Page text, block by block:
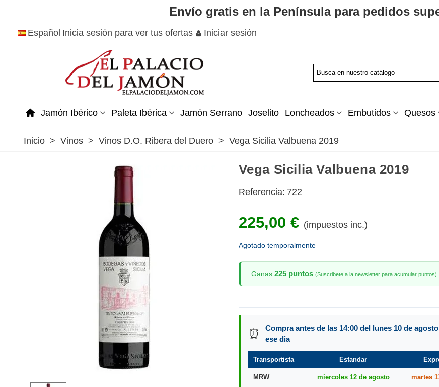
Envío gratis en la Península para pedidos
Español Inicia sesión para ver tus ofertas Iniciar sesión
Jamón Ibérico Paleta Ibérica Jamón Serrano Joselito Loncheados Embutidos Quesos
Inicio > Vinos > Vinos D.O. Ribera del Duero > Vega Sicilia Valbuena 2019
Vega Sicilia Valbuena 2019
Referencia: 722
225,00 € (impuestos inc.)
Agotado temporalmente
Ganas 225 puntos (Suscribete a la newsletter para acumular puntos)
⏰
Compra antes de las 14:00 del lunes 10 de
ese dia
Transportista Estandar
MRW miercoles 12 de agosto martes